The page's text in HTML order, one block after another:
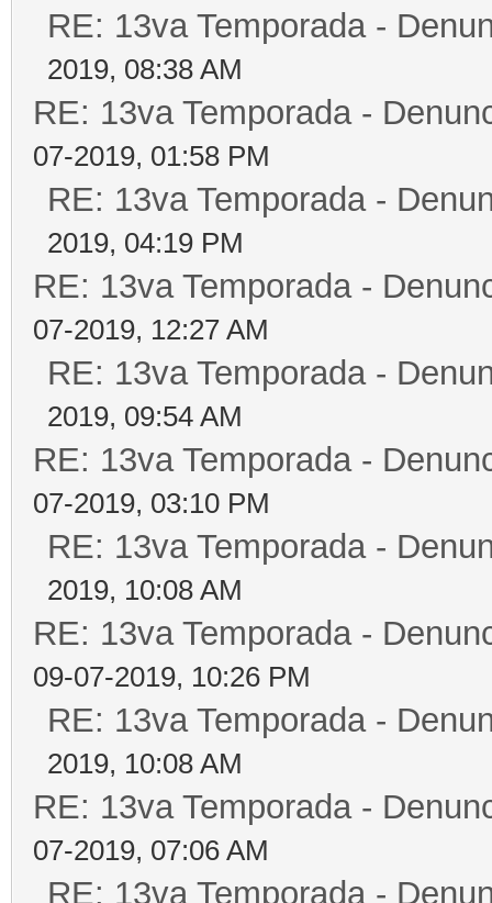
RE: 13va Temporada -
2019, 08:38 AM
RE: 13va Temporada -
07-2019, 01:58 PM
RE: 13va Temporada -
2019, 04:19 PM
RE: 13va Temporada -
07-2019, 12:27 AM
RE: 13va Temporada -
2019, 09:54 AM
RE: 13va Temporada -
07-2019, 03:10 PM
RE: 13va Temporada -
2019, 10:08 AM
RE: 13va Temporada -
09-07-2019, 10:26 PM
RE: 13va Temporada -
2019, 10:08 AM
RE: 13va Temporada -
07-2019, 07:06 AM
RE: 13va Temporada -